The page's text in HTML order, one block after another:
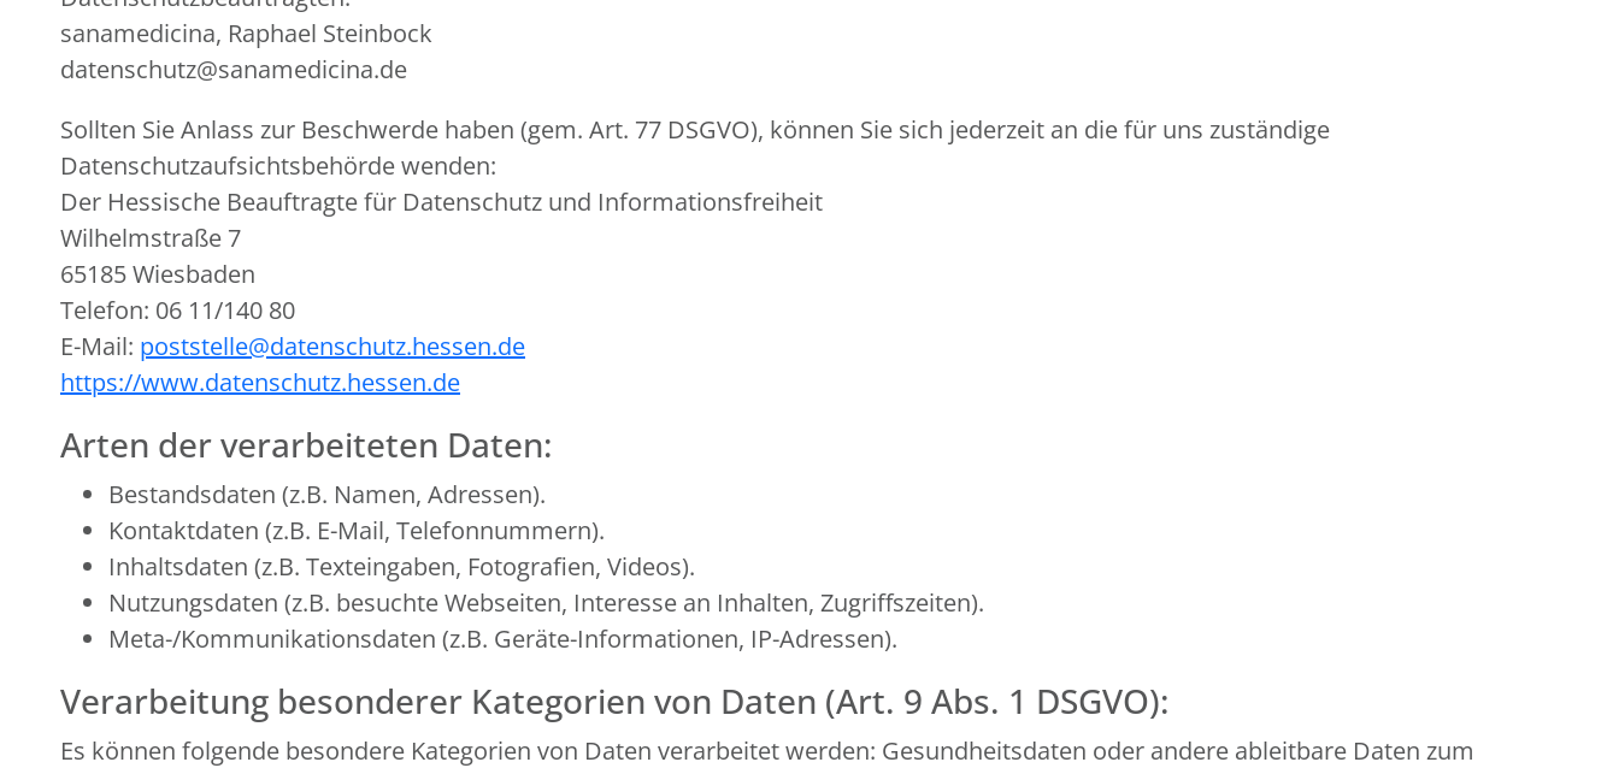
sanamedicina, Raphael Steinbock
datenschutz@sanamedicina.de
Sollten Sie Anlass zur Beschwerde haben (gem. Art. 77 DSGVO), können Sie sich jederzeit an die für uns zuständige
Datenschutzaufsichtsbehörde wenden:
Der Hessische Beauftragte für Datenschutz und Informationsfreiheit
Wilhelmstraße 7
65185 Wiesbaden
Telefon: 06 11/140 80
E-Mail: poststelle@datenschutz.hessen.de
https://www.datenschutz.hessen.de
Arten der verarbeiteten Daten:
Bestandsdaten (z.B. Namen, Adressen).
Kontaktdaten (z.B. E-Mail, Telefonnummern).
Inhaltsdaten (z.B. Texteingaben, Fotografien, Videos).
Nutzungsdaten (z.B. besuchte Webseiten, Interesse an Inhalten, Zugriffszeiten).
Meta-/Kommunikationsdaten (z.B. Geräte-Informationen, IP-Adressen).
Verarbeitung besonderer Kategorien von Daten (Art. 9 Abs. 1 DSGVO):
Es können folgende besondere Kategorien von Daten verarbeitet werden: Gesundheitsdaten oder andere ableitbare Daten zum